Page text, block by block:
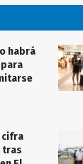
habrá
cifra
tras